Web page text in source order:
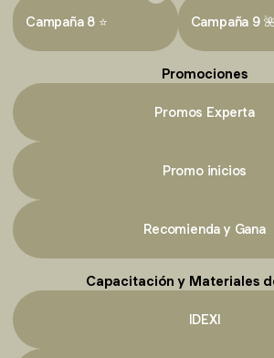
Campaña 8 ⭐ Campaña 9
Promociones
Promos Experta
Promo inicios
Recomienda y Gana
Capacitación y Materiales
IDEXI